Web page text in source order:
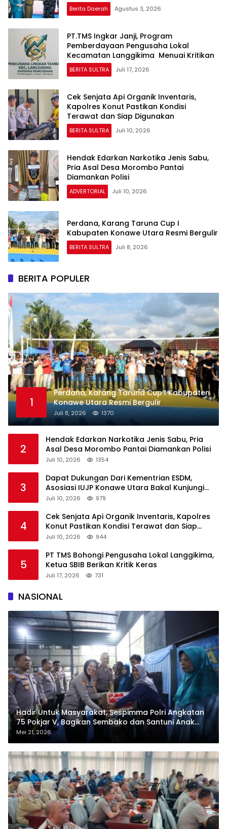
Berita Daerah Agustus 3, 2026
PT.TMS Ingkar Janji, Program
Pemberdayaan Pengusaha Lokal
Kecamatan Langgikima Menuai Kritikan
BERITA SULTRA Juli 17, 2026
Cek Senjata Api Organik Inventaris,
Kapolres Konut Pastikan Kondisi
BERITA SULTRA Juli 10, 2026
Hendak Edarkan Narkotika Jenis Sabu,
Pria Asal Desa Morombo Pantai
Diamankan Polisi
ADVERTORIAL Juli 10, 2026
Perdana, Karang Taruna Cup I
Kabupaten Konawe Utara Resmi Bergulir
BERITA SULTRA Juli 8, 2026
BERITA POPULER
1
Perdana, Karang Taruna Cup I Kabupaten
Konawe Utara Resmi Bergulir
Juli 8, 2026 1370
2
Hendak Edarkan Narkotika Jenis Sabu, Pria
Asal Desa Morombo Pantai Diamankan Polisi
Juli 10, 2026 1354
3
Dapat Dukungan Dari Kementrian ESDM,
Asosiasi IUJP Konawe Utara Bakal Kunjungi
Pemegang IUP di Konut
Juli 10, 2026 979
4
Cek Senjata Api Organik Inventaris, Kapolres
Konut Pastikan Kondisi Terawat dan Siap
Digunakan
Juli 10, 2026 944
5
PT TMS Bohongi Pengusaha Lokal Langgikima,
Ketua SBIB Berikan Kritik Keras
Juli 17, 2026 731
NASIONAL
Hadir Untuk Masyarakat, Sespimma Polri Angkatan
75 Pokjar V, Bagikan Sembako dan Santuni Anak
Yatim
Mei 21, 2026